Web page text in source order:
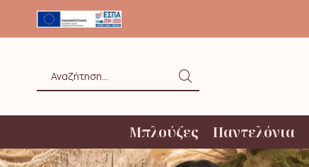
ΑΝΩ ΤΩΝ 20€ ΜΕ BOX NOW
input
Μπλούζες Παντελόνια